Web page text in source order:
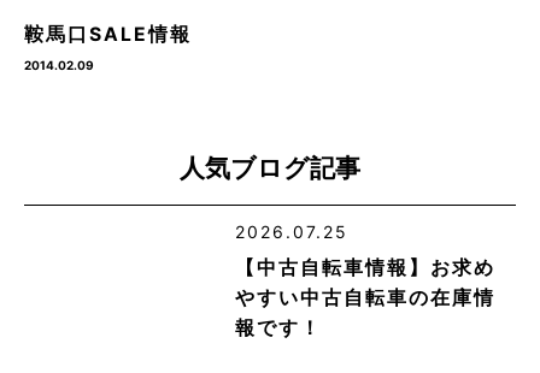
鞍馬口SALE情報
2014.02.09
人気ブログ記事
2026.07.25
【中古自転車情報】お求め
やすい中古自転車の在庫情
報です！